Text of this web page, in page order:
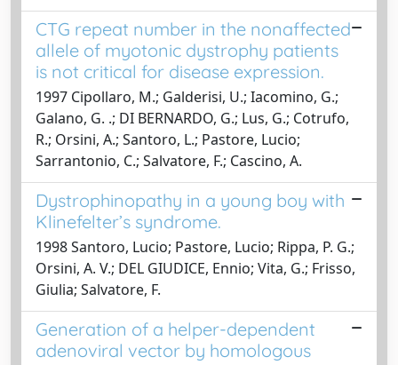
CTG repeat number in the nonaffected
allele of myotonic dystrophy patients
is not critical for disease expression.
1997 Cipollaro, M.; Galderisi, U.; Iacomino, G.;
Galano, G. .; DI BERNARDO, G.; Lus, G.; Cotrufo,
R.; Orsini, A.; Santoro, L.; Pastore, Lucio;
Sarrantonio, C.; Salvatore, F.; Cascino, A.
Dystrophinopathy in a young boy with
Klinefelter’s syndrome.
1998 Santoro, Lucio; Pastore, Lucio; Rippa, P. G.;
Orsini, A. V.; DEL GIUDICE, Ennio; Vita, G.; Frisso,
Giulia; Salvatore, F.
Generation of a helper-dependent
adenoviral vector by homologous